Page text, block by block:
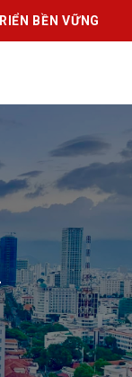
BỀN VỮNG